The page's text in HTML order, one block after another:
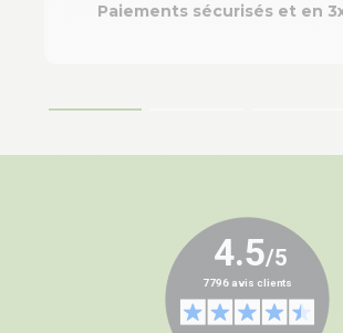
Paiements sécurisés et en